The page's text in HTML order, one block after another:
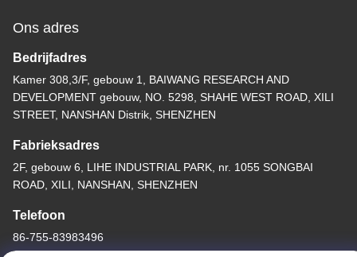
Ons adres
Bedrijfadres
Kamer 308,3/F, gebouw 1, BAIWANG RESEARCH AND
DEVELOPMENT gebouw, NO. 5298, SHAHE WEST ROAD, XILI
STREET, NANSHAN Distrik, SHENZHEN
Fabrieksadres
2F, gebouw 6, LIHE INDUSTRIAL PARK, nr. 1055 SONGBAI
ROAD, XILI, NANSHAN, SHENZHEN
Telefoon
86-755-83983496